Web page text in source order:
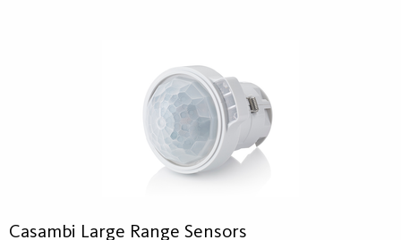
/ PIR-Wandsensor (760137/760155): Ermöglicht das Aufrufen
von Lichtszenen sowie manuelles Schalten und Dimmen
Casambi Large Range Sensors